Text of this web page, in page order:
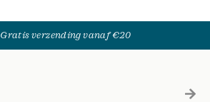
Gratis verzending vanaf €20